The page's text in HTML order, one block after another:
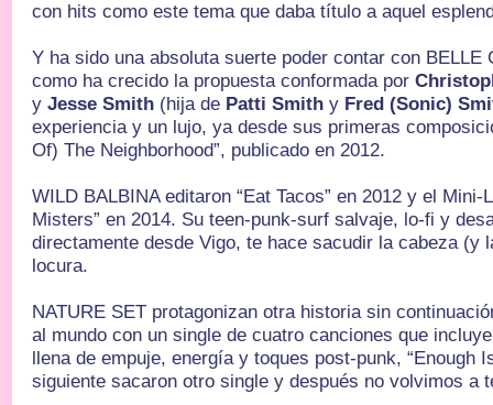
con hits como este tema que daba título a aquel
Y ha sido una absoluta suerte poder contar con BELLE
como ha crecido la propuesta conformada por
yJesse Smith (hija de Patti Smithy Fred (Sonic)
experiencia y un lujo, ya desde sus primeras
Of) The Neighborhood”, publicado en 2012.
WILD BALBINA editaron “Eat Tacos” en 2012 y el Mini-
Misters” en 2014. Su teen-punk-surf salvaje, lo-fi y
directamente desde Vigo, te hace sacudir la cabeza (y
locura.
NATURE SET protagonizan otra historia sin
al mundo con un single de cuatro canciones que
llena de empuje, energía y toques post-punk, “Enough
siguiente sacaron otro single y después no volvimos a